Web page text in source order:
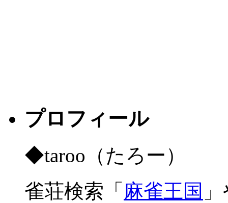
プロフィール
◆taroo（たろー）
雀荘検索「 麻雀王国